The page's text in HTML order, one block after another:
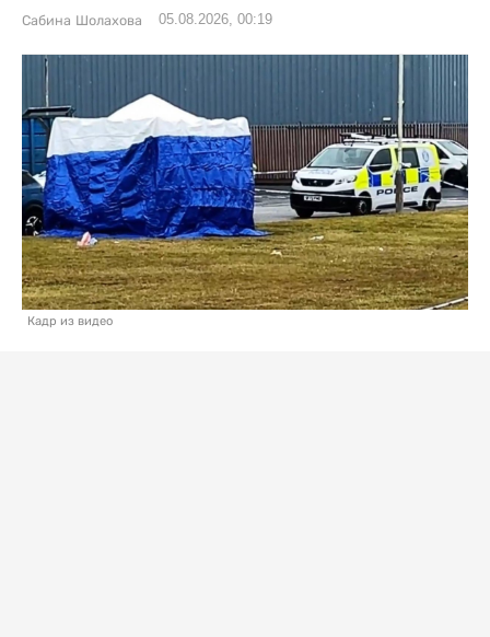
Сабина Шолахова 05.08.2026, 00:19
Кадр из видео